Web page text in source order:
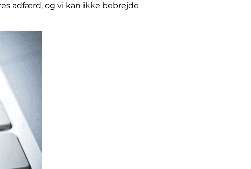
adfærd, og vi kan ikke bebrejde